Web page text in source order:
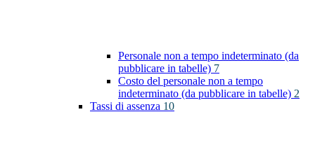
Personale non a tempo indeterminato (da
pubblicare in tabelle) 7
Costo del personale non a tempo
indeterminato (da pubblicare in tabelle) 2
Tassi di assenza 10